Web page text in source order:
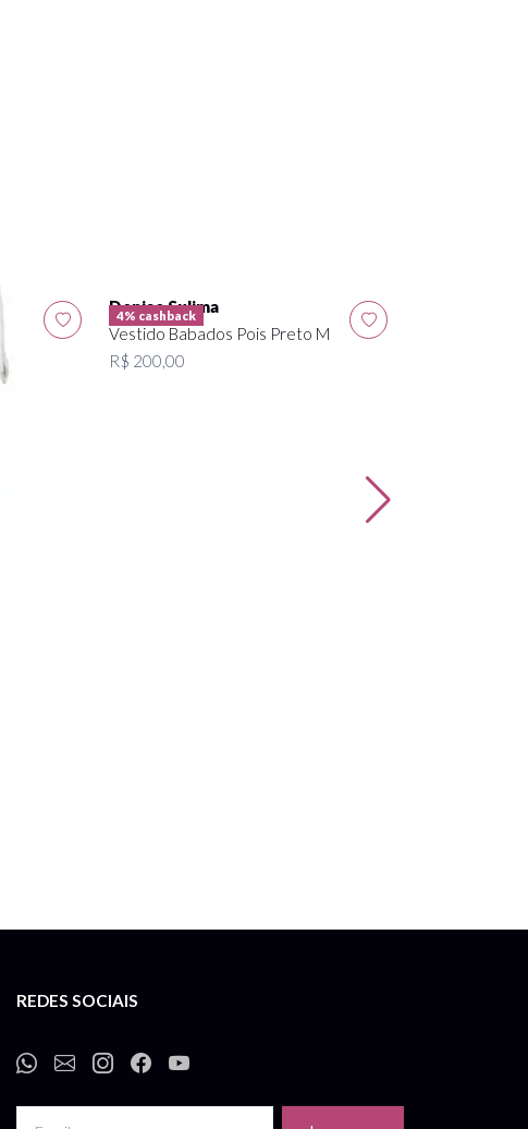
4% cashback
Denise Sulima
Vestido Babados Pois Preto M
R$ 200,00
REDES SOCIAIS